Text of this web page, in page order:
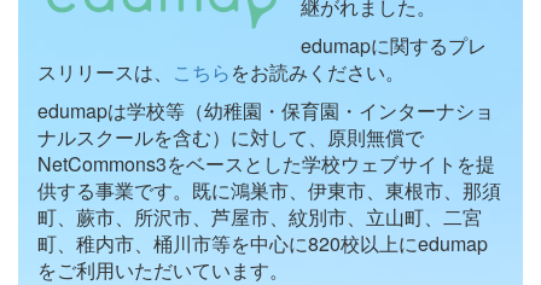
継がれました。
edumapに関するプレ
スリリースは、 こちらをお読みください。
edumapは学校等（幼稚園・保育園・インターナショ
ナルスクールを含む）に対して、原則無償で
NetCommons3をベースとした学校ウェブサイトを提
供する事業です。既に鴻巣市、伊東市、東根市、那須
町、蕨市、所沢市、芦屋市、紋別市、立山町、二宮
町、稚内市、桶川市等を中心に820校以上にedumap
をご利用いただいています。